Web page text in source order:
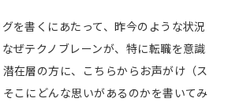
を書くにあたって、昨今のような状況
ぜテクノブレーンが、特に転職を意識
在層の方に、こちらからお声がけ（ス
こにどんな思いがあるのかを書いてみ